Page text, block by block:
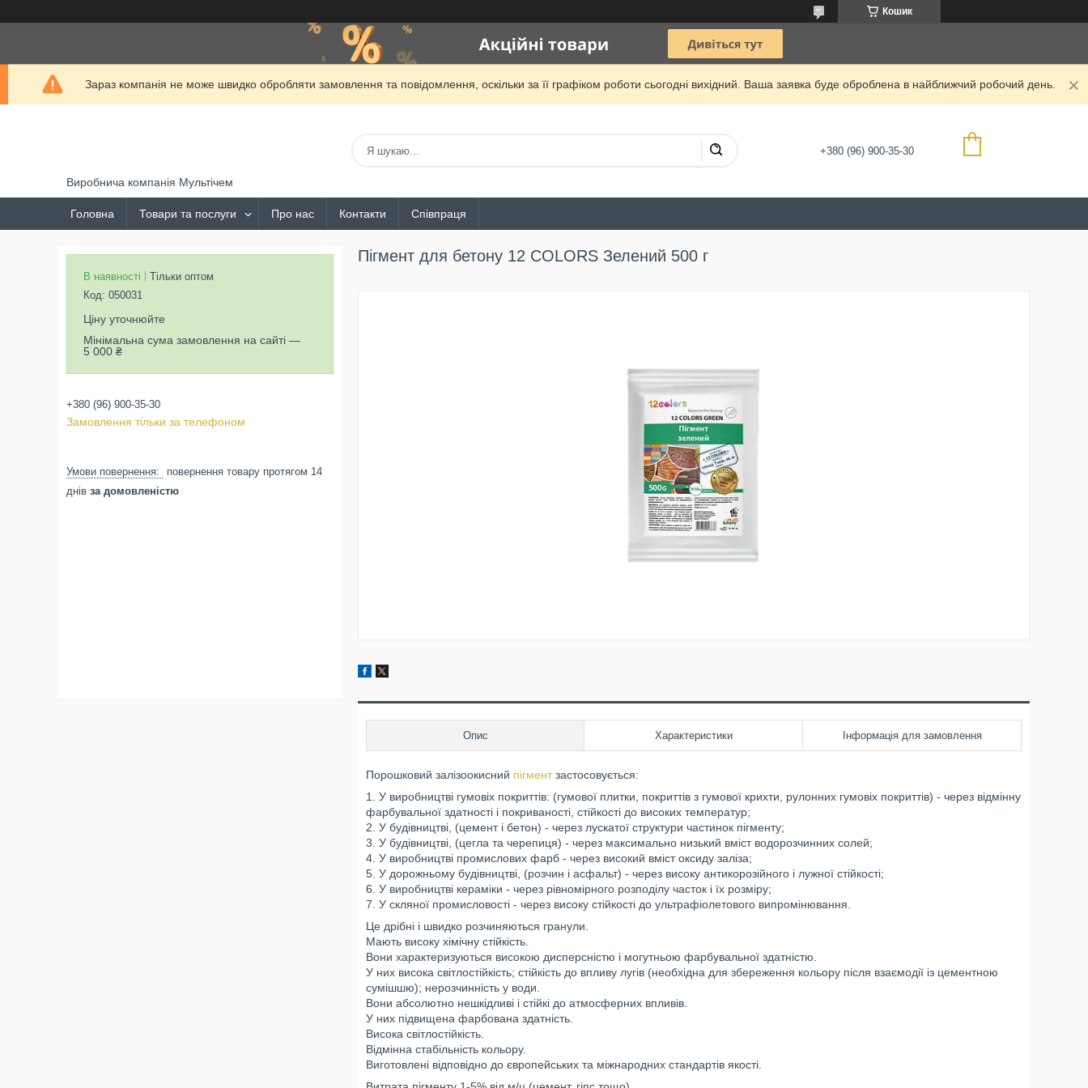
Кошик
Зараз компанія не може швидко обробляти замовлення та повідомлення, оскільки за її графіком роботи сьогодні вихідний. Ваша заявка буде оброблена в найближчий робочий день.
Виробнича компанія Мультічем
+380 (96) 900-35-30
Головна Товари та послуги Про нас Контакти Співпраця
Пігмент для бетону 12 COLORS Зелений 500 г
Опис Характеристики Інформація для замовлення
Порошковий залізоокисний пігментзастосовується:
1. У виробництві гумовіх покриттів: (гумової плитки, покриттів з гумової крихти, рулонних гумовіх покриттів) - через відмінну
фарбувальної здатності і покриваності, стійкості до високих температур;
2. У будівництві, (цемент і бетон) - через лускатої структури частинок пігменту;
3. У будівництві, (цегла та черепиця) - через максимально низький вміст водорозчинних солей;
4. У виробництві промислових фарб - через високий вміст оксиду заліза;
5. У дорожньому будівництві, (розчин і асфальт) - через високу антикорозійного і лужної стійкості;
6. У виробництві кераміки - через рівномірного розподілу часток і їх розміру;
7. У скляної промисловості - через високу стійкості до ультрафіолетового випромінювання.
Це дрібні і швидко розчиняються гранули.
Мають високу хімічну стійкість.
Вони характеризуються високою дисперсністю і могутньою фарбувальної здатністю.
У них висока світлостійкість; стійкість до впливу лугів (необхідна для збереження кольору після взаємодії із цементною
сумішшю); нерозчинність у води.
Вони абсолютно нешкідливі і стійкі до атмосферних впливів.
У них підвищена фарбована здатність.
Висока світлостійкість.
Відмінна стабільність кольору.
Виготовлені відповідно до європейських та міжнародних стандартів якості.
В наявності
Тільки оптом
Код: 050031
Ціну уточнюйте
Мінімальна сума замовлення на сайті —
5 000 ₴
+380 (96) 900-35-30
Замовлення тільки за телефоном
повернення товару протягом 14
днів за домовленістю